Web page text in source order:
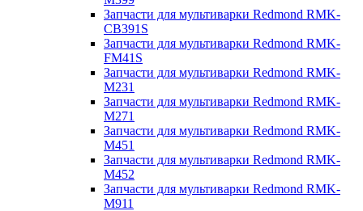
Запчасти для мультиварки Redmond RMK-
CB391S
Запчасти для мультиварки Redmond RMK-
FM41S
Запчасти для мультиварки Redmond RMK-
M231
Запчасти для мультиварки Redmond RMK-
M271
Запчасти для мультиварки Redmond RMK-
M451
Запчасти для мультиварки Redmond RMK-
M452
Запчасти для мультиварки Redmond RMK-
M911